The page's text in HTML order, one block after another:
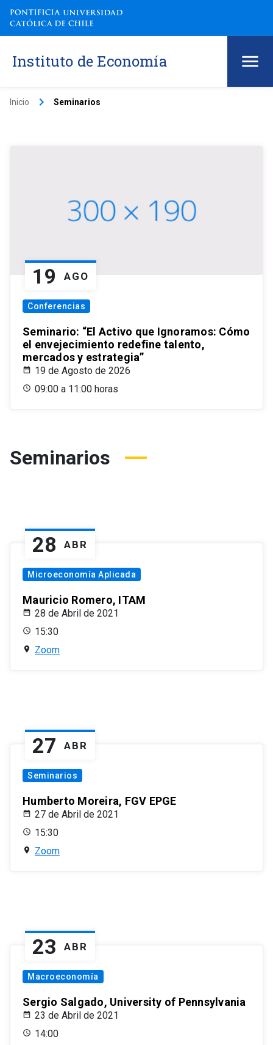
Instituto de Economía
Inicio keyboard_arrow_right Seminarios
19 AGO
Conferencias
Seminario: “El Activo que Ignoramos: Cómo
el envejecimiento redefine talento,
mercados y estrategia”
19 de Agosto de 2026
09:00 a 11:00 horas
Seminarios
28 ABR
Microeconomía Aplicada
Mauricio Romero, ITAM
28 de Abril de 2021
15:30
Zoom
27 ABR
Seminarios
Humberto Moreira, FGV EPGE
27 de Abril de 2021
15:30
Zoom
23 ABR
Macroeconomía
Sergio Salgado, University of Pennsylvania
23 de Abril de 2021
14:00